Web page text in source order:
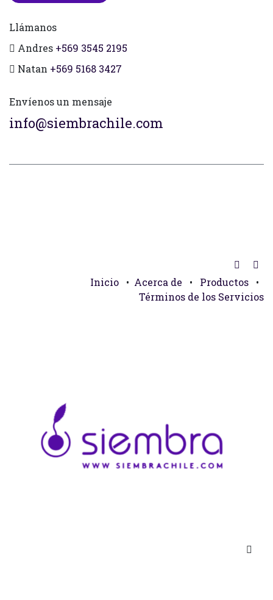
Llámanos
Andres +569 3545 2195
Natan +569 5168 3427
Envíenos un mensaje
info@siembrachile.com
Inicio • Acerca de • Productos
•
Términos de los Servicios